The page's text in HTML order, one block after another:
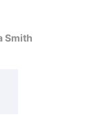
Smith